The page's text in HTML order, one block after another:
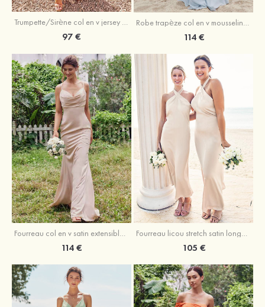
Trumpette/Sirène col en v jersey ras du sol robe de demoiselle d'honneur
97 € 114 €
Fourreau col en v satin extensible ras du sol robe de demoiselle d'honneur
114 €
Fourreau licou stretch satin longueur cheville robe de demoiselle d'honneur
105 €